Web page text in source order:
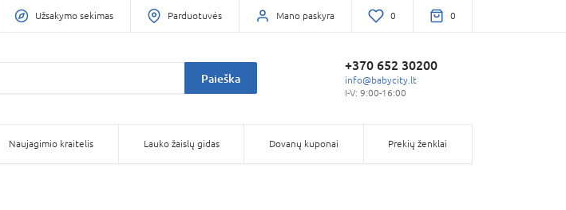
Užsakymo sekimas Parduotuvės Mano paskyra 0 0
Paieška
+370 652 30200
info@babycity.lt
I-V: 9:00-16:00
Naujagimio kraitelis Lauko žaislų gidas Dovanų kuponai Prekių ženklai